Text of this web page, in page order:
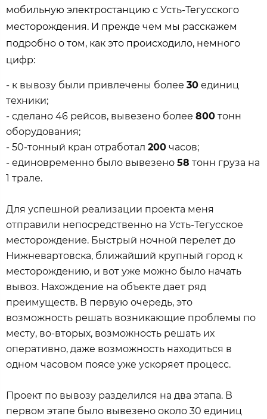
мобильную электростанцию с Усть-Тегусского
месторождения. И прежде чем мы расскажем
подробно о том, как это происходило, немного
цифр:
- к вывозу были привлечены более 30 единиц
техники;
- сделано 46 рейсов, вывезено более 800 тонн
оборудования;
- 50-тонный кран отработал 200 часов;
- единовременно было вывезено 58 тонн груза на
1 трале.
Для успешной реализации проекта меня
отправили непосредственно на Усть-Тегусское
месторождение. Быстрый ночной перелет до
Нижневартовска, ближайший крупный город к
месторождению, и вот уже можно было начать
вывоз. Нахождение на объекте дает ряд
преимуществ. В первую очередь, это
возможность решать возникающие проблемы по
месту, во-вторых, возможность решать их
оперативно, даже возможность находиться в
одном часовом поясе уже ускоряет процесс.
Проект по вывозу разделился на два этапа. В
первом этапе было вывезено около 30 единиц